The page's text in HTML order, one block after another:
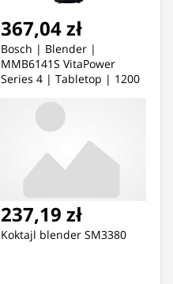
367,04 zł
Bosch | Blender |
MMB6141S VitaPower
Series 4 | Tabletop | 1200
Jar capacity 1.5 L | Silver
237,19 zł
Koktajl blender SM3380